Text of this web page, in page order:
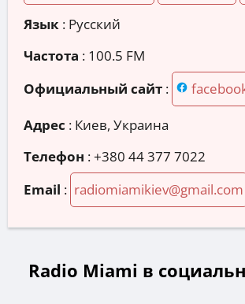
Язык : Русский
Частота : 100.5 FM
Официальный сайт :
Адрес : Киев, Украина
Телефон :+380 44 377 7022
Email : radiomiamikiev@gmail.com
Radio Miami в